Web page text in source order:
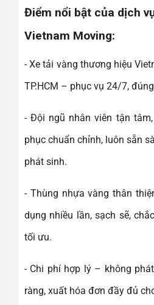
Điểm nổi bật của dịch
Vietnam Moving:
- Xe tải vàng thương hiệu
TP.HCM – phục vụ 24/7,
- Đội ngũ nhân viên tận
phục chuẩn chỉnh, luôn sẵn
phát sinh.
- Thùng nhựa vàng thân
dụng nhiều lần, sạch sẽ,
tối ưu.
- Chi phí hợp lý – không
ràng, xuất hóa đơn đầy đủ